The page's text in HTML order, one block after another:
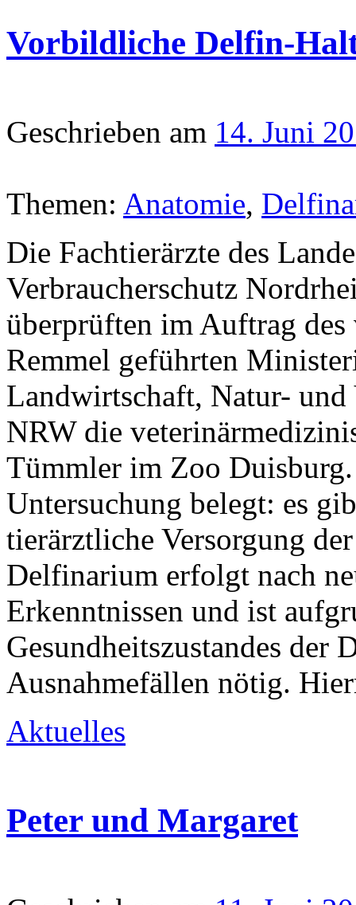
Vorbildliche Delfin-
Geschrieben am 14. Juni
Themen: Anatomie,
Die Fachtierärzte des
Verbraucherschutz
überprüften im Auftrag
Remmel geführten
Landwirtschaft, Natur- und
NRW die
Tümmler im Zoo
Untersuchung belegt: es
tierärztliche Versorgung
Delfinarium erfolgt nach
Erkenntnissen und ist
Gesundheitszustandes der
Ausnahmefällen nötig.
Aktuelles
Peter und Margaret